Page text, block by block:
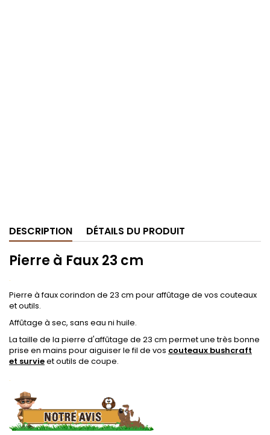
DESCRIPTION DÉTAILS DU PRODUIT
Pierre à Faux 23 cm
.
Pierre à faux corindon de 23 cm pour affûtage de vos couteaux
et outils.
Affûtage à sec, sans eau ni huile.
La taille de la pierre d'affûtage de 23 cm permet une très bonne
prise en mains pour aiguiser le fil de vos couteaux bushcraft
et survieet outils de coupe.
.